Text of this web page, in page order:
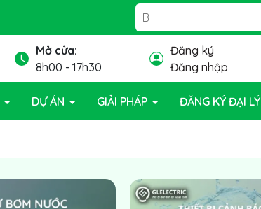
Mở cửa:
8h00 - 17h30
Đăng ký
Đăng nhập
DỰ ÁN GIẢI PHÁP ĐĂNG KÝ ĐẠI LÝ